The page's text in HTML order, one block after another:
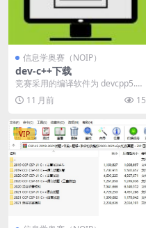
信息学奥赛（NOIP）
dev-c++下载
竞赛采用的编译软件为 devcpp5.11
下载地址： https...
11 月前 15
VIP